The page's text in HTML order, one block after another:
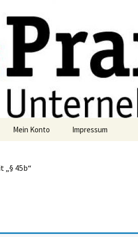
Mein Konto Impressum
45b“